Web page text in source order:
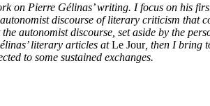
on Pierre Gélinas’ writing. I focus on his
discourse of literary criticism that
autonomist discourse, set aside by the
literary articles atLe Jour, then I bring
to some sustained exchanges.